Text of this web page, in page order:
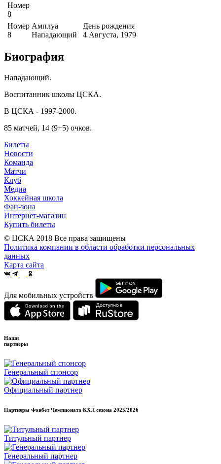
Номер
8
Номер
8
Амплуа
Нападающий
День рождения
4 Августа, 1979
Биография
Нападающий.
Воспитанник школы ЦСКА.
В ЦСКА - 1997-2000.
85 матчей, 14 (9+5) очков.
Билеты
Новости
Команда
Матчи
Клуб
Медиа
Хоккейная школа
Фан-зона
Интернет-магазин
Купить билеты
© ЦСКА 2018 Все права защищены
Политика компании в области обработки персональных
данных
Карта сайта
Для мобильных устройств
Наши
партнеры
Генеральный спонсор
Официальный партнер
Партнеры Фонбет Чемпионата КХЛ сезона 2025/2026
Титульный партнер
Генеральный партнер